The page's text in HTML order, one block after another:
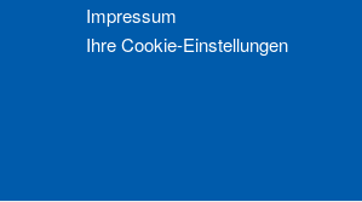
Impressum
Ihre Cookie-Einstellungen